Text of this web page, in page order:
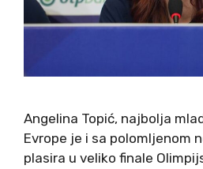
Angelina Topić, najbolja
Evrope je i sa polomljenom
plasira u veliko finale